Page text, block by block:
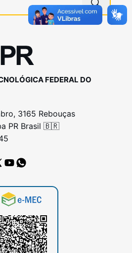
FEDERAL DO
3165 Rebouças
PR Brasil 🇧🇷